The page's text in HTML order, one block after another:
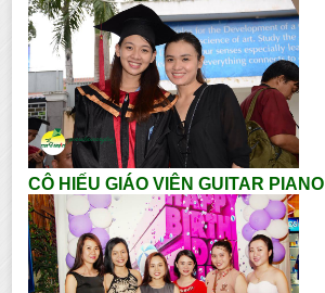
CÔ HIẾU GIÁO VIÊN GUITAR PIANO